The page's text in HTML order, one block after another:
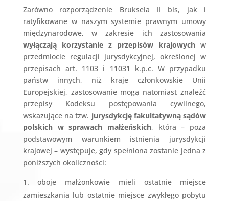
Zarówno rozporządzenie Bruksela II bis, jak i
ratyfikowane w naszym systemie prawnym umowy
międzynarodowe, w zakresie ich zastosowania
wyłączają korzystanie z przepisów krajowych w
przedmiocie regulacji jurysdykcyjnej, określonej w
przepisach art. 1103 i 11031 k.p.c. W przypadku
państw innych, niż kraje członkowskie Unii
Europejskiej, zastosowanie mogą natomiast znaleźć
przepisy Kodeksu postępowania cywilnego,
wskazujące na tzw. jurysdykcję fakultatywną sądów
polskich w sprawach małżeńskich, która – poza
podstawowym warunkiem istnienia jurysdykcji
krajowej – występuje, gdy spełniona zostanie jedna z
poniższych okoliczności:
oboje małżonkowie mieli ostatnie miejsce
zamieszkania lub ostatnie miejsce zwykłego pobytu